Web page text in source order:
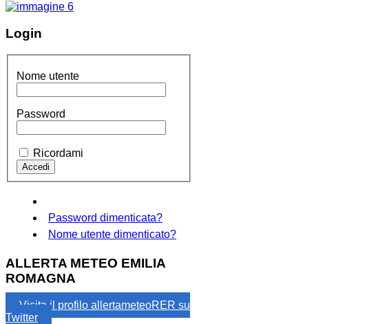
Login
Nome utente
Password
Ricordami
Password dimenticata?
Nome utente dimenticato?
ALLERTA METEO EMILIA
ROMAGNA
Visita il profilo allertameteoRER su
Twitter